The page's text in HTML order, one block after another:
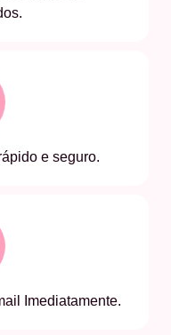
e seguro.
Imediatamente.